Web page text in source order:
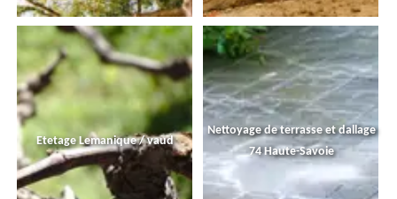
Etetage Lemanique / vaud
Nettoyage de terrasse et dallage
74 Haute-Savoie